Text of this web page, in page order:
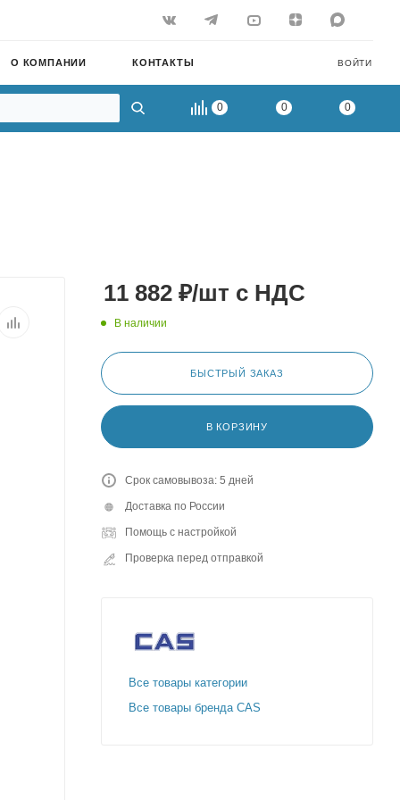
ВОЙТИ
О КОМПАНИИ КОНТАКТЫ
0 0 0
11 882 ₽/шт с НДС
В наличии
БЫСТРЫЙ ЗАКАЗ
В КОРЗИНУ
Срок самовывоза: 5 дней
Доставка по России
Помощь с настройкой
Проверка перед отправкой
Все товары категории
Все товары бренда CAS